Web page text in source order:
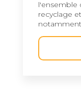
l'ensemble
recyclage